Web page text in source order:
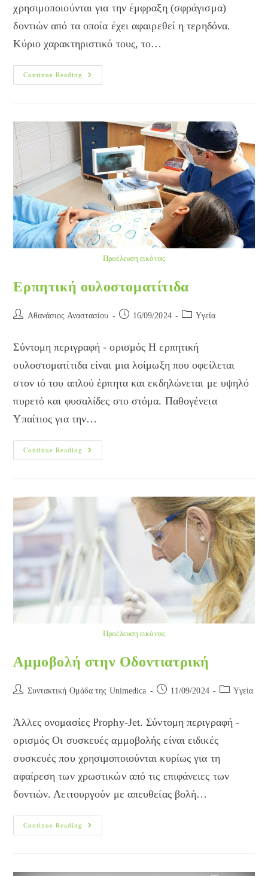
χρησιμοποιούνται για την έμφραξη (σφράγισμα)
δοντιών από τα οποία έχει αφαιρεθεί η τερηδόνα.
Κύριο χαρακτηριστικό τους, το…
Continue Reading
Εμφράξεις
Ρητινών
Προέλευση εικόνας
Ερπητική ουλοστοματίτιδα
Post Αθανάσιος Αναστασίου
Post 16/09/2024
PostYγεία
Σύντομη περιγραφή - ορισμός Η ερπητική
ουλοστοματίτιδα είναι μια λοίμωξη που οφείλεται
στον ιό του απλού έρπητα και εκδηλώνεται με υψηλό
πυρετό και φυσαλίδες στο στόμα. Παθογένεια
Υπαίτιος για την…
Continue Reading
Ερπητική
Ουλοστοματίτιδα
Προέλευση εικόνας
Αμμοβολή στην Οδοντιατρική
Post Συντακτική Ομάδα της Unimedica
Post 11/09/2024
PostYγεία
Άλλες ονομασίες Prophy-Jet. Σύντομη περιγραφή -
ορισμός Οι συσκευές αμμοβολής είναι ειδικές
συσκευές που χρησιμοποιούνται κυρίως για τη
αφαίρεση των χρωστικών από τις επιφάνειες των
δοντιών. Λειτουργούν με απευθείας βολή…
Continue Reading
Αμμοβολή
Στην